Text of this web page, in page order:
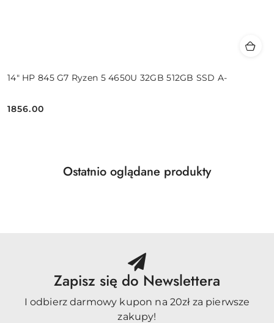
14" HP 845 G7 Ryzen 5 4650U 32GB 512GB SSD A-
Cena:
1856.00
Pomiń karuzelę produktów
Produkty
Ostatnio oglądane produkty
Zapisz się do Newslettera
I odbierz darmowy kupon na 20zł za pierwsze
zakupy!